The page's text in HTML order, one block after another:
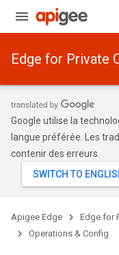
Edge for Private
Google utilise la
langue préférée. Les
contenir des erreurs.
Apigee Edge Edge for
Operations & Config